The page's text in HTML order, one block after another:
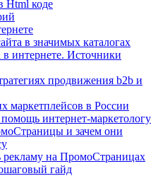
Html коде
в значимых каталогах
в интернете. Источники
продвижения b2b и
маркетплейсов в России
интернет-маркетологу
и зачем они
рекламу на ПромоСтраницах
гайд